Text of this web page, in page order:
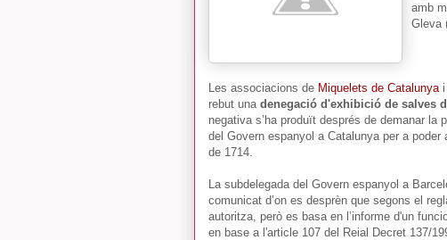
amb
Gleva
Les associacions de Miquelets de Catalunyai
rebut unadenegació d'exhibició de salves
negativa s’ha produït després de demanar
del Govern espanyol a Catalunya per a
de 1714.
La subdelegada del Govern espanyol a
comunicat d’on es desprèn que segons el
autoritza, però es basa en l’informe d'un
en base a l'article 107 del Reial Decret 137/